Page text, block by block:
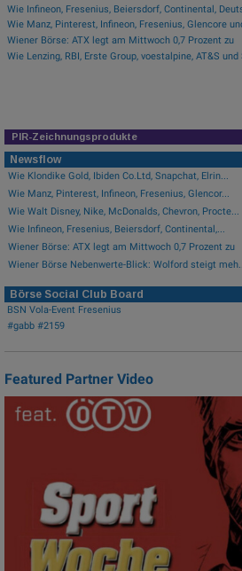
Wiener Börse: ATX legt am Mittwoch 0,7 Prozent zu
PIR-Zeichnungsprodukte
Newsflow
Wie Klondike Gold, Ibiden Co.Ltd, Snapchat, Elrin...
Wie Manz, Pinterest, Infineon, Fresenius, Glencor...
Wie Walt Disney, Nike, McDonalds, Chevron, Procte...
Wie Infineon, Fresenius, Beiersdorf, Continental,...
Wiener Börse: ATX legt am Mittwoch 0,7 Prozent zu
Wiener Börse Nebenwerte-Blick: Wolford steigt meh...
Börse Social Club Board
BSN Vola-Event Fresenius
#gabb #2159
Featured Partner Video